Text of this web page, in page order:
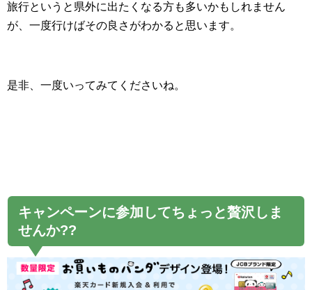
旅行というと県外に出たくなる方も多いかもしれません
が、一度行けばその良さがわかると思います。
是非、一度いってみてくださいね。
キャンペーンに参加してちょっと贅沢しま
せんか??